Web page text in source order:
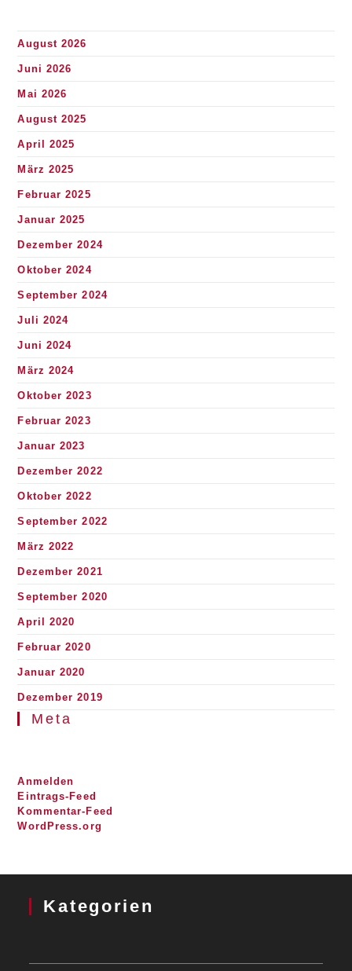
August 2026
Juni 2026
Mai 2026
August 2025
April 2025
März 2025
Februar 2025
Januar 2025
Dezember 2024
Oktober 2024
September 2024
Juli 2024
Juni 2024
März 2024
Oktober 2023
Februar 2023
Januar 2023
Dezember 2022
Oktober 2022
September 2022
März 2022
Dezember 2021
September 2020
April 2020
Februar 2020
Januar 2020
Dezember 2019
Meta
Anmelden
Eintrags-Feed
Kommentar-Feed
WordPress.org
Kategorien